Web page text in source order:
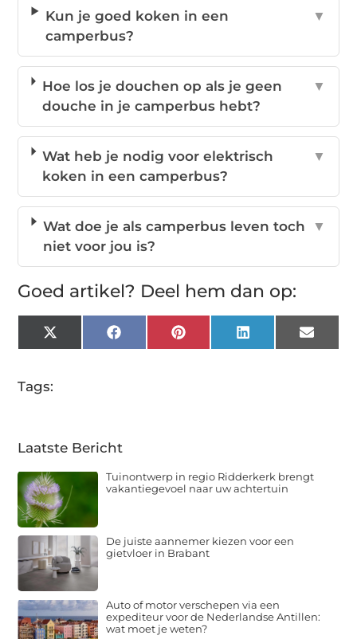
Kun je goed koken in een
camperbus?
▼
Hoe los je douchen op als je geen
douche in je camperbus hebt?
▼
Wat heb je nodig voor elektrisch
koken in een camperbus?
▼
Wat doe je als camperbus leven toch
niet voor jou is?
▼
Goed artikel? Deel hem dan op:
X
(Twitter)
FacebookPinterestLinkedInEmail
Tags:
Laatste Bericht
Tuinontwerp in regio Ridderkerk brengt
vakantiegevoel naar uw achtertuin
De juiste aannemer kiezen voor een
gietvloer in Brabant
Auto of motor verschepen via een
expediteur voor de Nederlandse Antillen:
wat moet je weten?